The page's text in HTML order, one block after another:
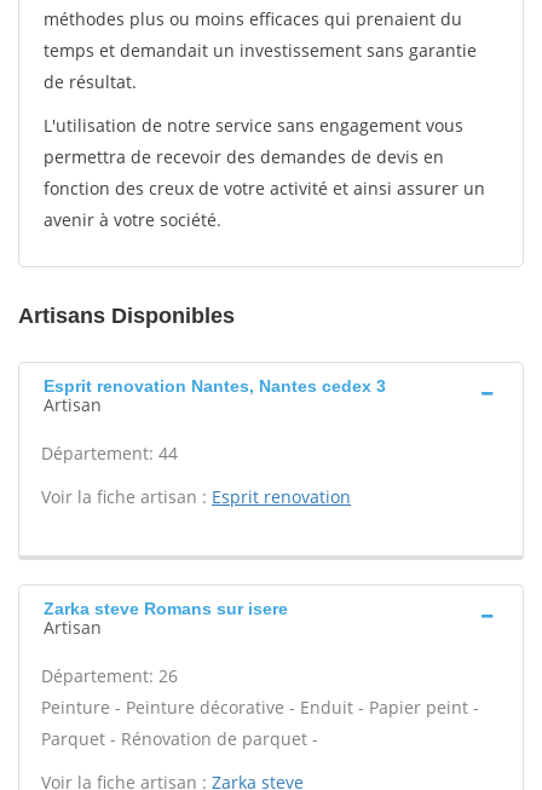
méthodes plus ou moins efficaces qui prenaient du
temps et demandait un investissement sans garantie
de résultat.
L'utilisation de notre service sans engagement vous
permettra de recevoir des demandes de devis en
fonction des creux de votre activité et ainsi assurer un
avenir à votre société.
Artisans Disponibles
Esprit renovation Nantes, Nantes cedex 3
Artisan
Département: 44
Voir la fiche artisan : Esprit renovation
Zarka steve Romans sur isere
Artisan
Département: 26
Peinture - Peinture décorative - Enduit - Papier peint -
Parquet - Rénovation de parquet -
Voir la fiche artisan : Zarka steve